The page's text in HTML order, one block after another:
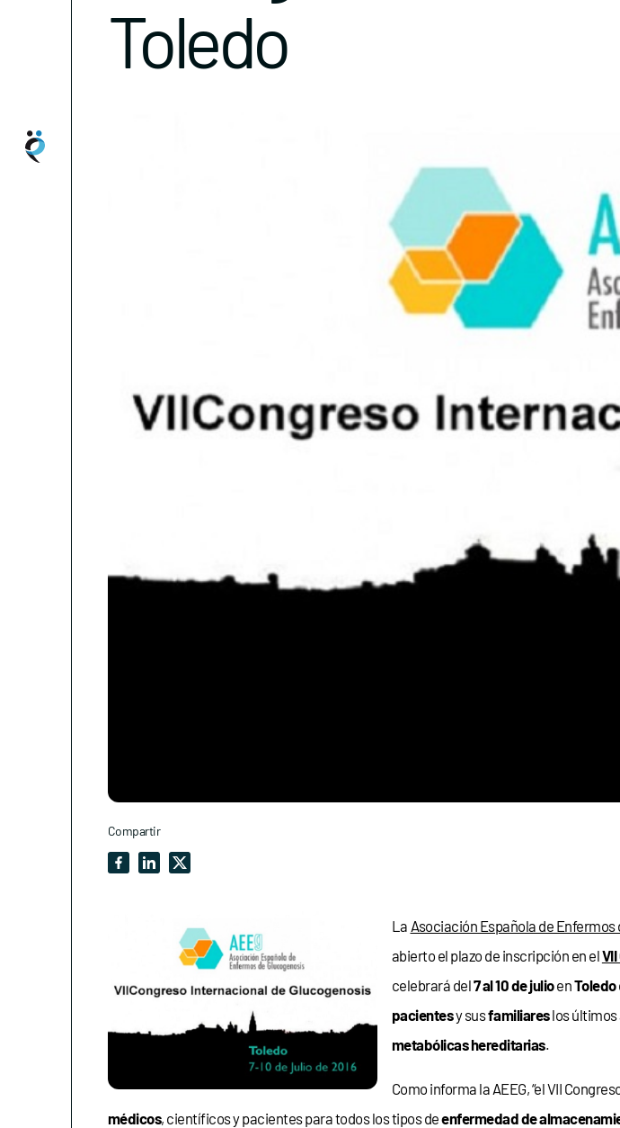
Toledo
Compartir
La Asociación Española de Enfermos
abierto el plazo de inscripción en el
celebrará del7 al 10 de julioenToledo
pacientesy susfamiliareslos
metabólicas hereditarias.
Como informa la AEEG, “el VII
médicos, científicos y pacientes para todos los tipos deenfermedad de